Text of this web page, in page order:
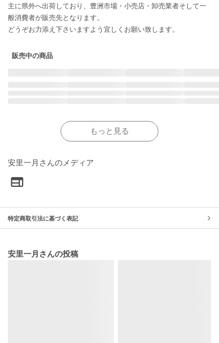
主に県外へ出荷しており、豊洲市場・小売店・卸売業者そして一
般消費者が販売先となります。
どうぞお力添え下さいますよう宜しくお願い致します。
販売中の商品
もっと見る
安里一月さんのメディア
特定商取引法に基づく表記
安里一月さんの投稿